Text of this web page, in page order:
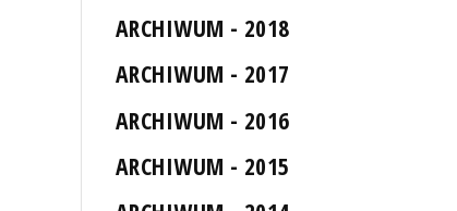
ARCHIWUM - 2018
ARCHIWUM - 2017
ARCHIWUM - 2016
ARCHIWUM - 2015